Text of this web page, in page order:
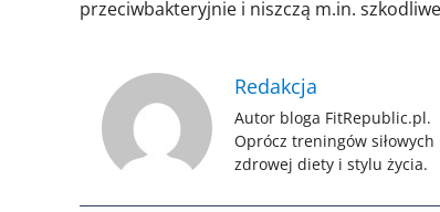
przeciwbakteryjnie i niszczą m.in.
Redakcja
Autor bloga FitRepublic.pl.
Oprócz treningów
zdrowej diety i stylu życia.